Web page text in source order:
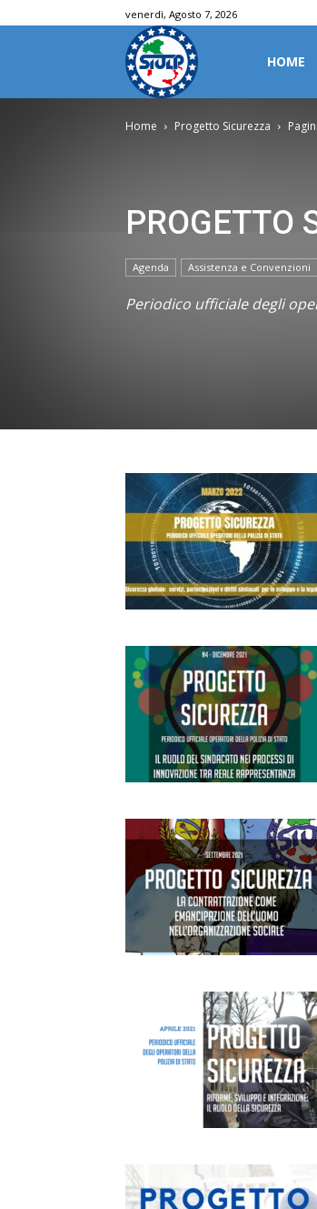
venerdì, Agosto 7, 2026
HOME
Home Progetto Sicurezza
PROGETTO
Agenda Assistenza e Convenzioni
Periodico ufficiale degli